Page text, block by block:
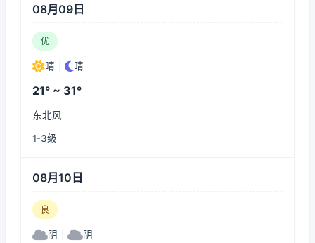
08月09日
优
晴 晴
21° ~ 31°
东北风
1-3级
08月10日
良
阴 阴